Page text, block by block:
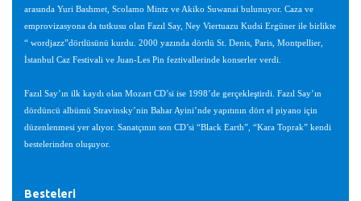
arasında Yuri Bashmet, Scolamo Mintz ve Akiko Suwanai bulunuyor. Caza ve
emprovizasyona da tutkusu olan Fazıl Say, Ney Viertuazu Kudsi Ergüner ile birlikte
“ wordjazz”dörtlüsünü kurdu. 2000 yazında dörtlü St. Denis, Paris, Montpellier,
İstanbul Caz Festivali ve Juan-Les Pin feztivallerinde konserler verdi.
Fazıl Say’ın ilk kaydı olan Mozart CD’si ise 1998’de gerçekleştirdi. Fazıl Say’ın
dördüncü albümü Stravinsky’nin Bahar Ayini’nde yapıtının dört el piyano için
düzenlenmesi yer alıyor. Sanatçının son CD’si “Black Earth”, “Kara Toprak” kendi
bestelerinden oluşuyor.
Besteleri